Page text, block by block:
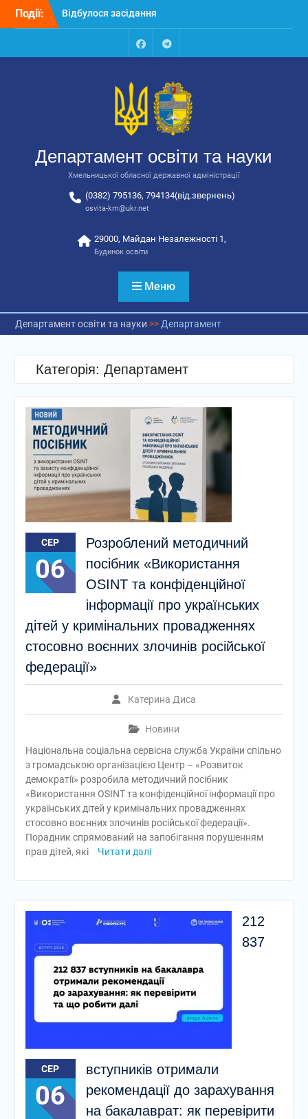
Перейти
Події:
Відбулося засідання
колегії Департаменту
освіти та науки обласної
державної адміністрації
відповідальних за
національно-патріотичне
автобусів для потреб
закладів освіти
FacebookTalegram
Департамент освіти та науки
Хмельницької обласної державної адміністрації
(0382) 795136, 794134(від.звернень)
osvita-km@ukr.net
29000, Майдан Незалежності 1,
Будинок освіти
Меню
Департамент освіти та науки >> Департамент
Категорія: Департамент
СЕР
06
Розроблений методичний
посібник «Використання
OSINT та конфіденційної
інформації про українських
дітей у кримінальних провадженнях
стосовно воєнних злочинів російської
федерації»
Катерина Диса
Новини
Національна соціальна сервісна служба України спільно
з громадською організацією Центр – «Розвиток
демократії» розробила методичний посібник
«Використання OSINT та конфіденційної інформації про
українських дітей у кримінальних провадженнях
стосовно воєнних злочинів російської федерації».
Порадник спрямований на запобігання порушенням
прав дітей, які
Читати далі
СЕР
06
212
837
вступників отримали
рекомендації до зарахування
на бакалаврат: як перевірити